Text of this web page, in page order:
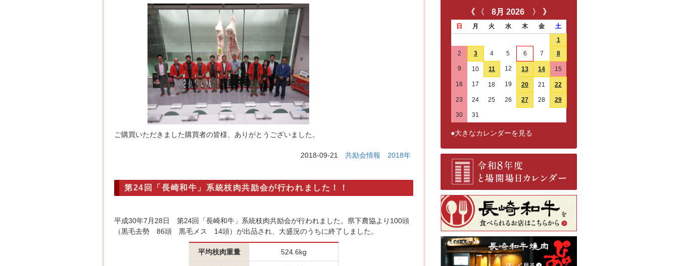
ご購買いただきました購買者の皆様、ありがとうございました。
2018-09-21 共励会情報 2018年
第24回「長崎和牛」系統枝肉共励会が行われました！！
平成30年7月28日 第24回「長崎和牛」系統枝肉共励会が行われました。県下農協より100頭
（黒毛去勢 86頭 黒毛メス 14頭）が出品され、大盛況のうちに終了しました。
平均枝肉重量 524.6kg
《 〈 8月 2026 〉 》
日 月 火 水 木 金
土
1
2
3 4 5 6 7 8
9 10 11 12 13 14 15
16 17 18 19 20 21 22
23 24 25 26 27 28 29
30 31
●大きなカレンダーを見る